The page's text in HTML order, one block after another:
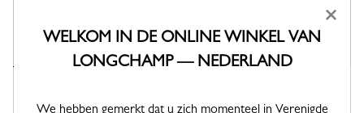
×
WELKOM IN DE ONLINE WINKEL VAN
LONGCHAMP — NEDERLAND
We hebben gemerkt dat u zich momenteel in Verenigde